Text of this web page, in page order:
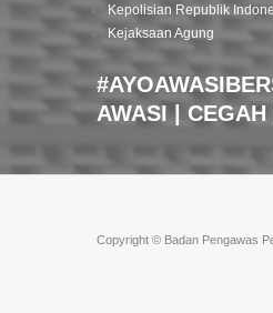
Kepolisian Republik
Kejaksaan Agung
AWASI |
Copyright © Badan Pengawas